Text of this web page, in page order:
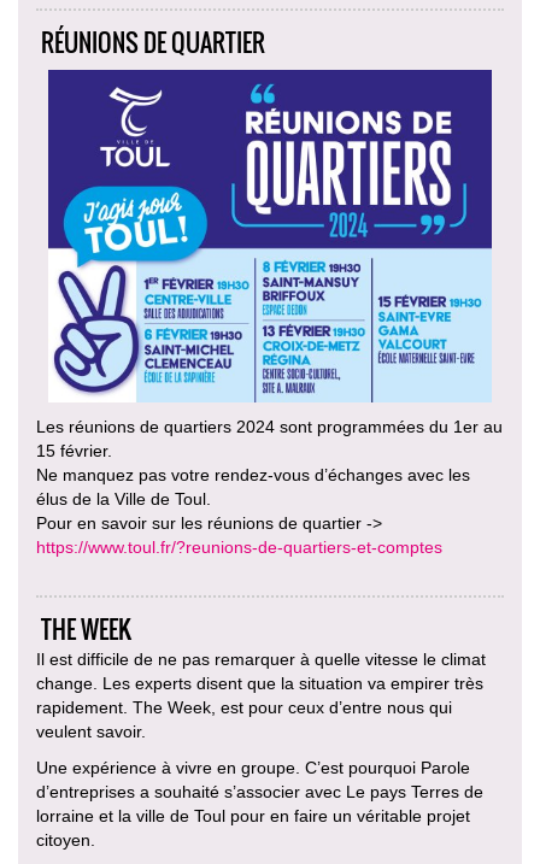
RÉUNIONS DE QUARTIER
Les réunions de quartiers 2024 sont programmées du 1er au
15 février.
Ne manquez pas votre rendez-vous d’échanges avec les
élus de la Ville de Toul.
Pour en savoir sur les réunions de quartier ->
https://www.toul.fr/?reunions-de-quartiers-et-comptes
THE WEEK
Il est difficile de ne pas remarquer à quelle vitesse le climat
change. Les experts disent que la situation va empirer très
rapidement. The Week, est pour ceux d’entre nous qui
veulent savoir.
Une expérience à vivre en groupe. C’est pourquoi Parole
d’entreprises a souhaité s’associer avec Le pays Terres de
lorraine et la ville de Toul pour en faire un véritable projet
citoyen.